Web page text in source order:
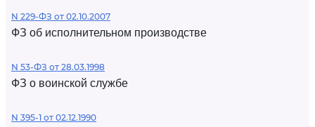
N 229-ФЗ от 02.10.2007
ФЗ об исполнительном производстве
N 53-ФЗ от 28.03.1998
ФЗ о воинской службе
N 395-1 от 02.12.1990